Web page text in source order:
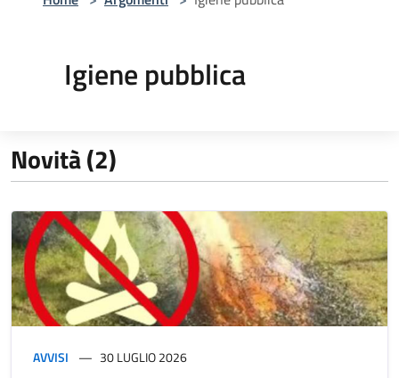
Igiene pubblica
Novità (2)
AVVISI 30 LUGLIO 2026